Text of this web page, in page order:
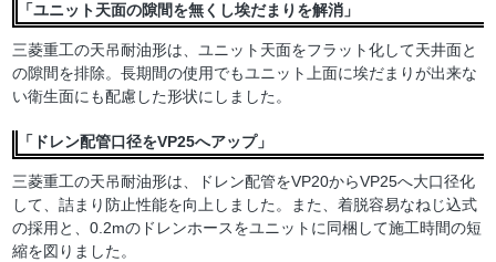
「ユニット天面の隙間を無くし埃だまりを解消」
三菱重工の天吊耐油形は、ユニット天面をフラット化して天井面と
の隙間を排除。長期間の使用でもユニット上面に埃だまりが出来な
い衛生面にも配慮した形状にしました。
「ドレン配管口径をVP25へアップ」
三菱重工の天吊耐油形は、ドレン配管をVP20からVP25へ大口径化
して、詰まり防止性能を向上しました。また、着脱容易なねじ込式
の採用と、0.2mのドレンホースをユニットに同梱して施工時間の短
縮を図りました。